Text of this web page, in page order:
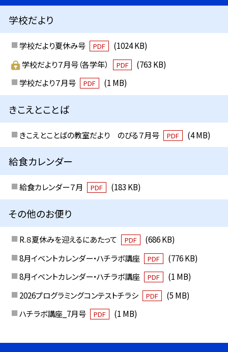
学校だより
学校だより夏休み号 PDF
(1024 KB)
学校だより７月号（各学年）
PDF
(763 KB)
学校だより７月号
PDF (1 MB)
きこえとことば
きこえとことばの教室だより のびる７月号 PDF (4 MB)
給食カレンダー
給食カレンダー７月 PDF (183 KB)
その他のお便り
R.８夏休みを迎えるにあたって PDF
(686 KB)
8月イベントカレンダー・ハチラボ講座
PDF
(776 KB)
8月イベントカレンダー・ハチラボ講座
PDF
(1 MB)
2026プログラミングコンテストチラシ
PDF
(5 MB)
ハチラボ講座_7月号
PDF (1 MB)